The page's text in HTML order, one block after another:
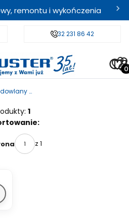
remontu i wykończenia
Fachowe doradztwo
32 231 86 42
internetowy
1
z 1